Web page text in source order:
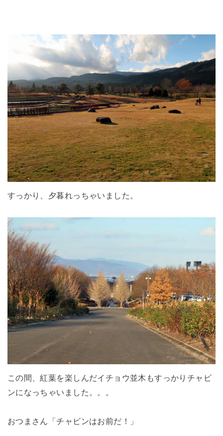
すっかり、夕暮れっちゃいました。
この間、紅葉を楽しんだイチョウ並木もすっかりチャビ
ンになっちゃいました。。。
おつまさん「チャビンはお前だ！」